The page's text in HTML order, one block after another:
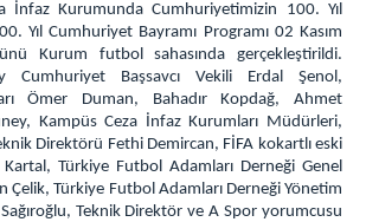
İnfaz Kurumunda Cumhuriyetimizin 100. Yıl
Yıl Cumhuriyet Bayramı Programı 02 Kasım
Kurum futbol sahasında gerçekleştirildi.
Cumhuriyet Başsavcı Vekili Erdal Şenol,
Ömer Duman, Bahadır Kopdağ, Ahmet
Kampüs Ceza İnfaz Kurumları Müdürleri,
Direktörü Fethi Demircan, FİFA kokartlı eski
Türkiye Futbol Adamları Derneği Genel
Çelik, Türkiye Futbol Adamları Derneği Yönetim
Teknik Direktör ve A Spor yorumcusu